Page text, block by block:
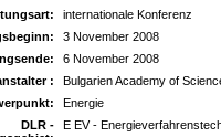
internationale Konferenz
3 November 2008
6 November 2008
:
Bulgarien Academy of
Energie
DLR -
E EV -